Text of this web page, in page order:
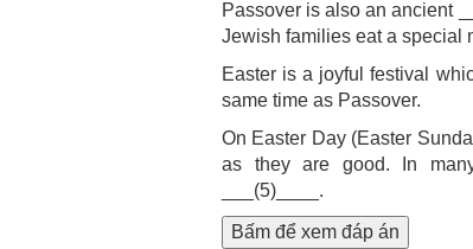
Passover is also an ancient
Jewish families eat a special
Easter is a joyful festival
same time as Passover.
On Easter Day (Easter
as they are good. In
___(5)____.
Bấm để xem đáp án